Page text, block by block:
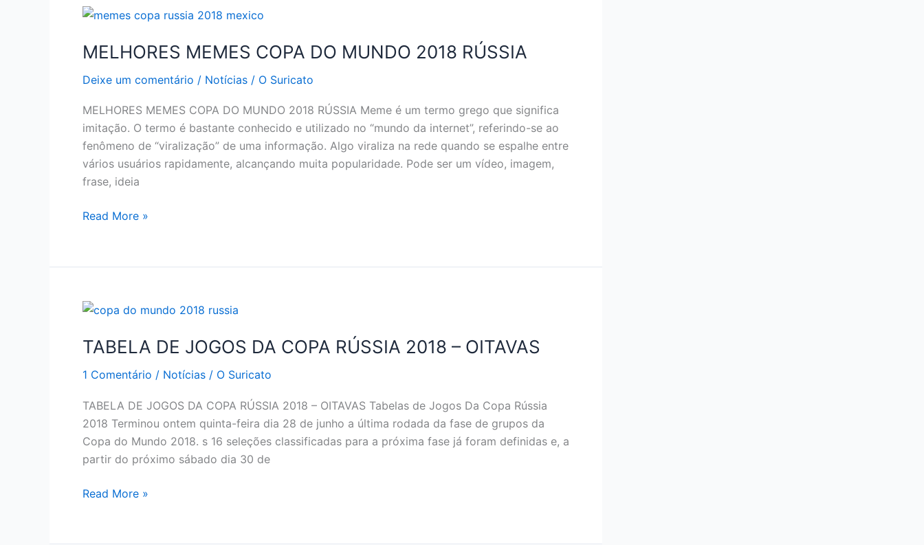
RÚSSIA
–
QUARTAS
MELHORES MEMES COPA DO MUNDO 2018 RÚSSIA
Deixe um comentário / Notícias / O Suricato
MELHORES MEMES COPA DO MUNDO 2018 RÚSSIA Meme é um termo grego que significa
imitação. O termo é bastante conhecido e utilizado no “mundo da internet”, referindo-se ao
fenômeno de “viralização” de uma informação. Algo viraliza na rede quando se espalhe entre
vários usuários rapidamente, alcançando muita popularidade. Pode ser um vídeo, imagem,
frase, ideia
MELHORES
DO
2018
Read More »
TABELA DE JOGOS DA COPA RÚSSIA 2018 – OITAVAS
1 Comentário / Notícias / O Suricato
TABELA DE JOGOS DA COPA RÚSSIA 2018 – OITAVAS Tabelas de Jogos Da Copa Rússia
2018 Terminou ontem quinta-feira dia 28 de junho a última rodada da fase de grupos da
Copa do Mundo 2018. s 16 seleções classificadas para a próxima fase já foram definidas e, a
partir do próximo sábado dia 30 de
TABELA
Read More »